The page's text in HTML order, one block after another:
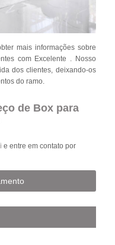
mais informações sobre
com Excelente . Nosso
dos clientes, deixando-os
do ramo.
de Box para
e entre em contato por